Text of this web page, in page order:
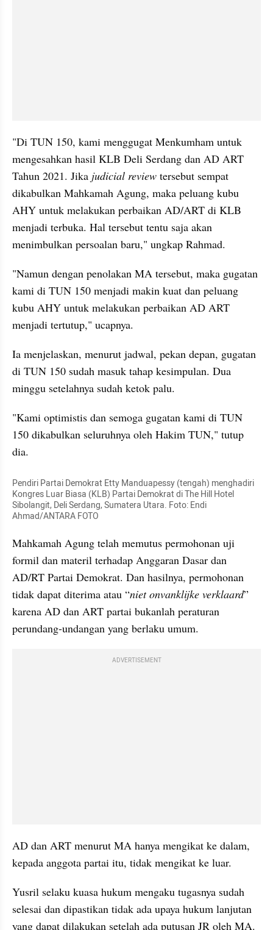
"Di TUN 150, kami menggugat Menkumham untuk
mengesahkan hasil KLB Deli Serdang dan AD ART
Tahun 2021. Jika judicial review tersebut sempat
dikabulkan Mahkamah Agung, maka peluang kubu
AHY untuk melakukan perbaikan AD/ART di KLB
menjadi terbuka. Hal tersebut tentu saja akan
menimbulkan persoalan baru," ungkap Rahmad.
"Namun dengan penolakan MA tersebut, maka gugatan
kami di TUN 150 menjadi makin kuat dan peluang
kubu AHY untuk melakukan perbaikan AD ART
menjadi tertutup," ucapnya.
Ia menjelaskan, menurut jadwal, pekan depan, gugatan
di TUN 150 sudah masuk tahap kesimpulan. Dua
minggu setelahnya sudah ketok palu.
"Kami optimistis dan semoga gugatan kami di TUN
150 dikabulkan seluruhnya oleh Hakim TUN," tutup
dia.
Pendiri Partai Demokrat Etty Manduapessy (tengah) menghadiri
Kongres Luar Biasa (KLB) Partai Demokrat di The Hill Hotel
Sibolangit, Deli Serdang, Sumatera Utara. Foto: Endi
Ahmad/ANTARA FOTO
Mahkamah Agung telah memutus permohonan uji
formil dan materil terhadap Anggaran Dasar dan
AD/RT Partai Demokrat. Dan hasilnya, permohonan
tidak dapat diterima atau “niet onvanklijke verklaard”
karena AD dan ART partai bukanlah peraturan
perundang-undangan yang berlaku umum.
ADVERTISEMENT
AD dan ART menurut MA hanya mengikat ke dalam,
kepada anggota partai itu, tidak mengikat ke luar.
Yusril selaku kuasa hukum mengaku tugasnya sudah
selesai dan dipastikan tidak ada upaya hukum lanjutan
yang dapat dilakukan setelah ada putusan JR oleh MA.